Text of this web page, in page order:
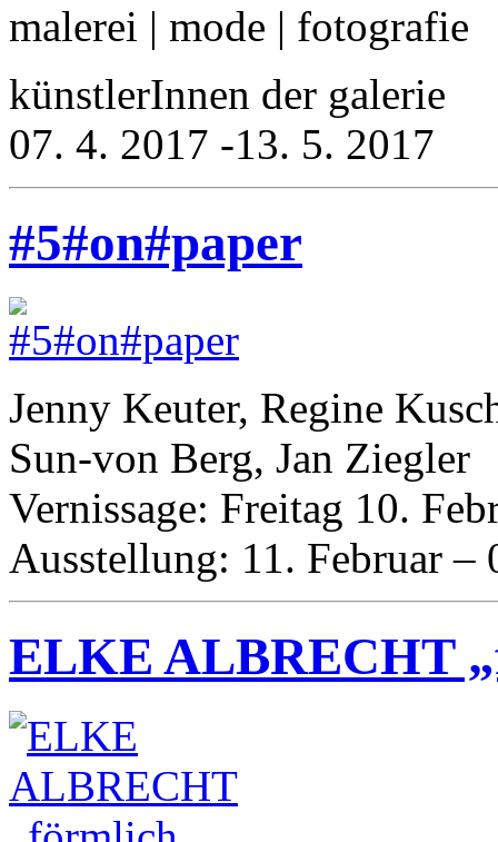
malerei | mode | fotografie
künstlerInnen der galerie
07. 4. 2017 -13. 5. 2017
#5#on#paper
Jenny Keuter, Regine
Sun-von Berg, Jan Ziegler
Vernissage: Freitag 10.
Ausstellung: 11. Februar
ELKE ALBRECHT